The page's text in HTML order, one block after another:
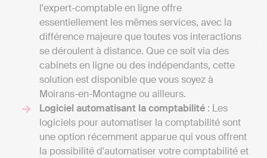
l'expert-comptable en ligne offre
essentiellement les mêmes services, avec la
différence majeure que toutes vos interactions
se déroulent à distance. Que ce soit via des
cabinets en ligne ou des indépendants, cette
solution est disponible que vous soyez à
Moirans-en-Montagne ou ailleurs.
Logiciel automatisant la comptabilité : Les
logiciels pour automatiser la comptabilité sont
une option récemment apparue qui vous offrent
la possibilité d'automatiser votre comptabilité et